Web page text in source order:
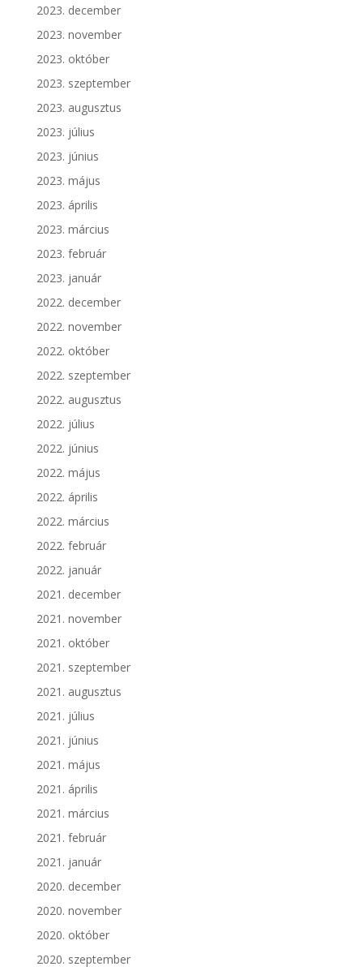
2023. december
2023. november
2023. október
2023. szeptember
2023. augusztus
2023. július
2023. június
2023. május
2023. április
2023. március
2023. február
2023. január
2022. december
2022. november
2022. október
2022. szeptember
2022. augusztus
2022. július
2022. június
2022. május
2022. április
2022. március
2022. február
2022. január
2021. december
2021. november
2021. október
2021. szeptember
2021. augusztus
2021. július
2021. június
2021. május
2021. április
2021. március
2021. február
2021. január
2020. december
2020. november
2020. október
2020. szeptember